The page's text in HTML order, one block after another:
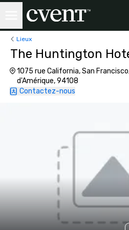
Lieux
The Huntington
1075 rue California, San
d'Amérique, 94108
Contactez-nous